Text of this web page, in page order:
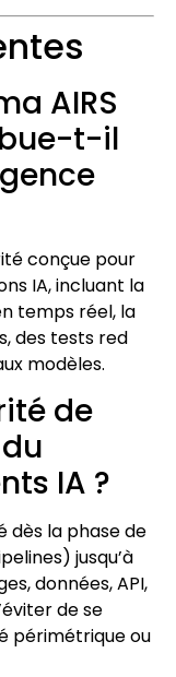
AIRS
t-il
conçue pour
IA, incluant la
temps réel, la
des tests red
modèles.
de
IA ?
dès la phase de
jusqu’à
données, API,
de se
périmétrique ou